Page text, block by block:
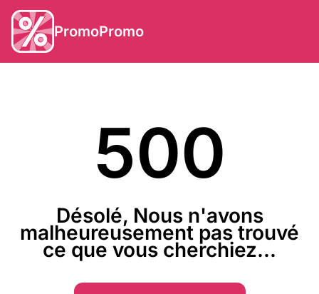
PromoPromo
500
Désolé, Nous n'avons
malheureusement pas trouvé
ce que vous cherchiez...